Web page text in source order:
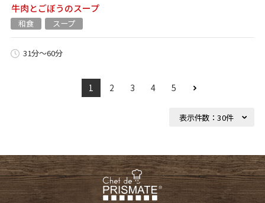
牛肉とごぼうのスープ
和食 スープ
31分～60分
1 2 3 4 5